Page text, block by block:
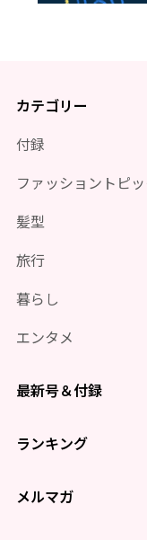
カテゴリー
付録
ファッショントピ
髪型
旅行
暮らし
エンタメ
最新号＆付録
ランキング
メルマガ